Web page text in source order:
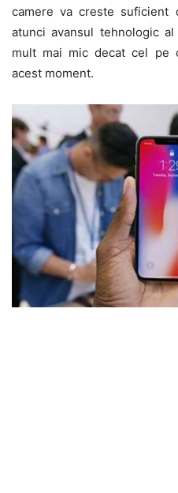
camere va creste suficient
atunci avansul tehnologic
mult mai mic decat cel pe
acest moment.